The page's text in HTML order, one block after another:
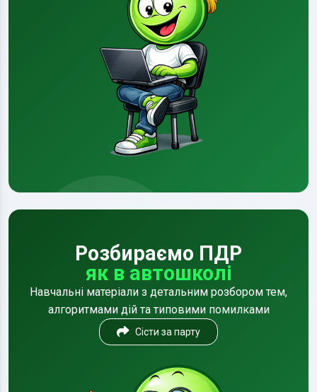
Розбираємо ПДР
як в автошколі
Навчальні матеріали з детальним розбором тем,
алгоритмами дій та типовими помилками
Сісти за парту